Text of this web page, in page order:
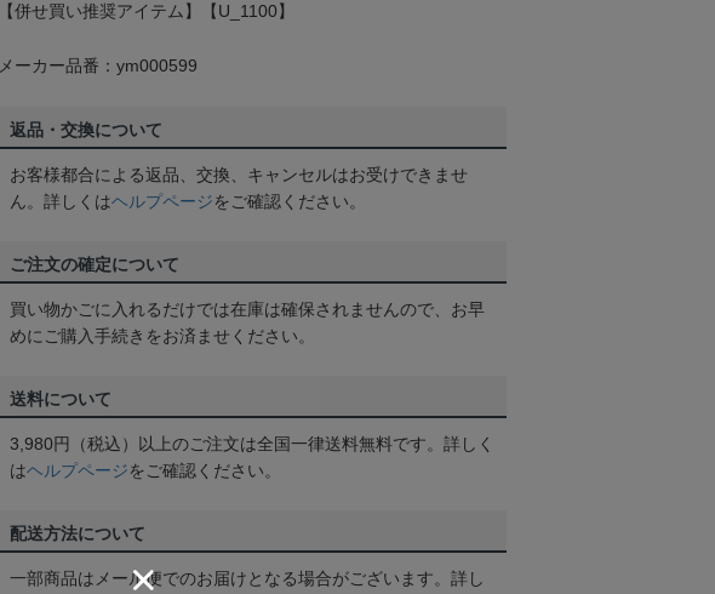
【併せ買い推奨アイテム】【U_1100】
メーカー品番：ym000599
返品・交換について
お客様都合による返品、交換、キャンセルはお受けできませ
ん。詳しくはヘルプページをご確認ください。
ご注文の確定について
買い物かごに入れるだけでは在庫は確保されませんので、お早
めにご購入手続きをお済ませください。
送料について
3,980円（税込）以上のご注文は全国一律送料無料です。詳しく
はヘルプページをご確認ください。
配送方法について
一部商品はメール便でのお届けとなる場合がございます。詳し